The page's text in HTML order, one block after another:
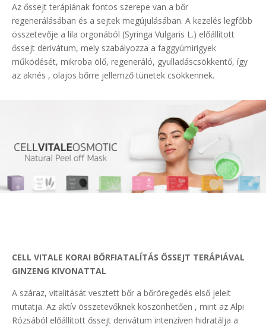
Az őssejt terápiának fontos szerepe van a bőr
regenerálásában és a sejtek megújulásában. A kezelés legfőbb
összetevője a lila orgonából (Syringa Vulgaris L.) előállított
őssejt derivátum, mely szabályozza a faggyúmirigyek
működését, mikroba ölő, regeneráló, gyulladáscsökkentő, így
az aknés , olajos bőrre jellemző tünetek csökkennek.
CELL VITALE KORAI BŐRFIATALÍTÁS ŐSSEJT TERÁPIÁVAL
GINZENG KIVONATTAL
A száraz, vitalitását vesztett bőr a bőröregedés első jeleit
mutatja. Az aktív összetevőknek köszönhetően , mint az Alpi
Rózsából előállított őssejt derivátum intenzíven hidratálja a